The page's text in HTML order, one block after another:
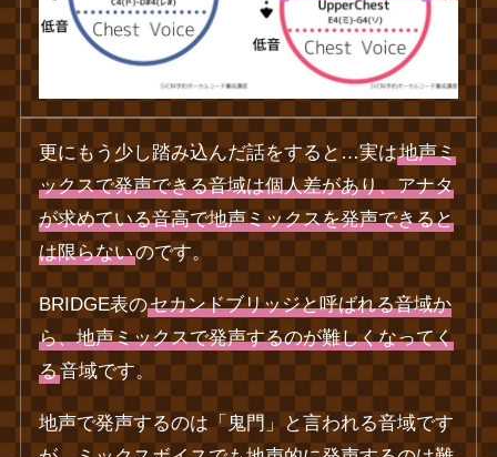
更にもう少し踏み込んだ話をすると…実は地声ミ
ックスで発声できる音域は個人差があり、アナタ
が求めている音高で地声ミックスを発声できると
は限らないのです。
BRIDGE表のセカンドブリッジと呼ばれる音域か
ら、地声ミックスで発声するのが難しくなってく
る音域です。
地声で発声するのは「鬼門」と言われる音域です